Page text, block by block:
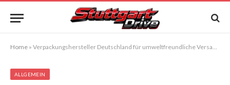
Home » Verpackungshersteller Deutschland für umweltfreundliche Versandverpackungen und individuelle Drucklösungen
ALLGEMEIN